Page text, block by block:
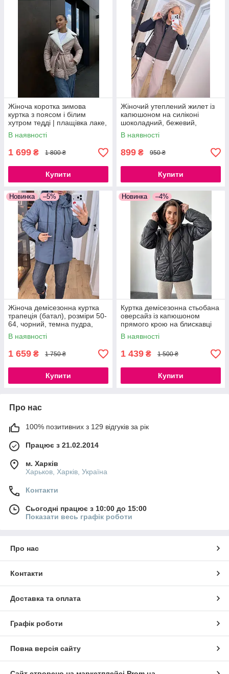
Жіноча коротка зимова
куртка з поясом і білим
хутром тедді | плащівка лаке,
S–L пудра чорний
В наявності
1 699 ₴ 1 800 ₴
Купити
Жіночий утеплений жилет із
капюшоном на силіконі
шоколадний, бежевий,
чорний, хакі
В наявності
899 ₴ 950 ₴
Купити
Новинка –5%
Жіноча демісезонна куртка
трапеція (батал), розміри 50-
64, чорний, темна пудра,
сірий
В наявності
1 659 ₴ 1 750 ₴
Купити
Новинка –4%
Куртка демісезонна стьобана
оверсайз із капюшоном
прямого крою на блискавці
чорна моко біла
В наявності
1 439 ₴ 1 500 ₴
Купити
Про нас
100% позитивних з 129 відгуків за рік
Працює з 21.02.2014
м. Харків
Харьков, Харків, Україна
Контакти
Сьогодні працює з 10:00 до 15:00
Показати весь графік роботи
Про нас
Контакти
Доставка та оплата
Графік роботи
Повна версія сайту